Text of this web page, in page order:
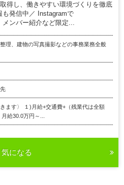
得し、働きやすい環境づくりを徹底
も発信中／ Instagramで
メンバー紹介など限定...
理、建物の写真撮影などの事務業務全般
きます〉 １)月給+交通費+（残業代は全額
給30.0万円～...
気になる